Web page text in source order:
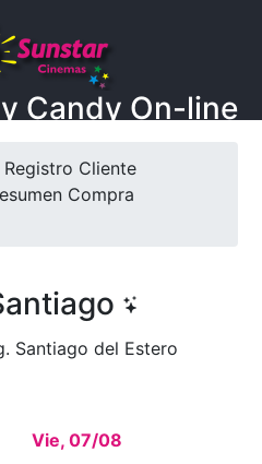
Candy On-line
Registro Cliente
Compra
Santiago del Estero
Vie, 07/08